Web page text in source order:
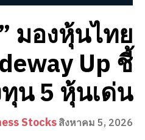
มองหุ้นไทย
Up ชี้
น 5 หุ้นเด่น
Stocksสิงหาคม 5, 2026